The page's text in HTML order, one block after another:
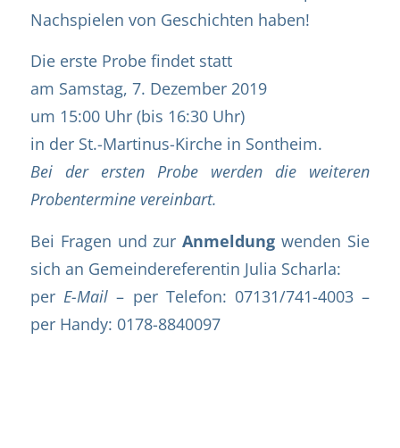
Nachspielen von Geschichten haben!
Die erste Probefindet statt
am Samstag, 7. Dezember 2019
um 15:00 Uhr (bis 16:30 Uhr)
in der St.-Martinus-Kirche in Sontheim.
Bei der ersten Probe werden die weiteren
Probentermine vereinbart.
Bei Fragen und zurAnmeldung wenden Sie
sich an Gemeindereferentin Julia Scharla:
per E-Mail– per Telefon: 07131/741-4003 –
per Handy: 0178-8840097